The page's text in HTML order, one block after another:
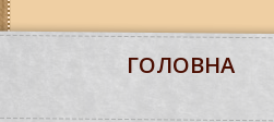
ГОЛОВНА